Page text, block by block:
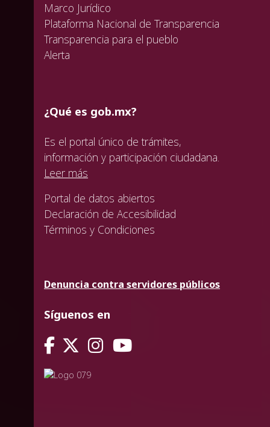
Marco Jurídico
Plataforma Nacional de Transparencia
Transparencia para el pueblo
Alerta
¿Qué es gob.mx?
Es el portal único de trámites,
información y participación ciudadana.
Leer más
Portal de datos abiertos
Declaración de Accesibilidad
Términos y Condiciones
Denuncia contra servidores públicos
Síguenos en